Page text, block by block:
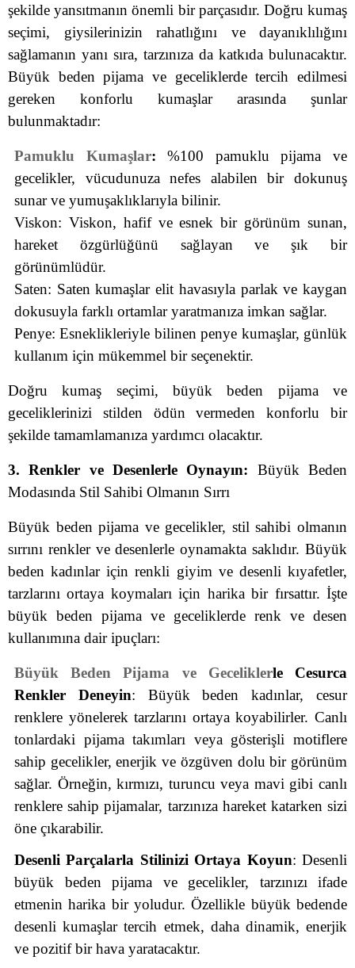
şekilde yansıtmanın önemli bir parçasıdır. Doğru kumaş
seçimi, giysilerinizin rahatlığını ve dayanıklılığını
sağlamanın yanı sıra, tarzınıza da katkıda bulunacaktır.
Büyük beden pijama ve geceliklerde tercih edilmesi
gereken konforlu kumaşlar arasında şunlar
bulunmaktadır:
Pamuklu Kumaşlar: %100 pamuklu pijama ve
gecelikler, vücudunuza nefes alabilen bir dokunuş
sunar ve yumuşaklıklarıyla bilinir.
Viskon: Viskon, hafif ve esnek bir görünüm sunan,
hareket özgürlüğünü sağlayan ve şık bir
görünümlüdür.
Saten: Saten kumaşlar elit havasıyla parlak ve kaygan
dokusuyla farklı ortamlar yaratmanıza imkan sağlar.
Penye: Esneklikleriyle bilinen penye kumaşlar, günlük
kullanım için mükemmel bir seçenektir.
Doğru kumaş seçimi, büyük beden pijama ve
geceliklerinizi stilden ödün vermeden konforlu bir
şekilde tamamlamanıza yardımcı olacaktır.
3. Renkler ve Desenlerle Oynayın: Büyük Beden
Modasında Stil Sahibi Olmanın Sırrı
Büyük beden pijama ve gecelikler, stil sahibi olmanın
sırrını renkler ve desenlerle oynamakta saklıdır. Büyük
beden kadınlar için renkli giyim ve desenli kıyafetler,
tarzlarını ortaya koymaları için harika bir fırsattır. İşte
büyük beden pijama ve geceliklerde renk ve desen
kullanımına dair ipuçları:
Büyük Beden Pijama ve Geceliklerle Cesurca
Renkler Deneyin: Büyük beden kadınlar, cesur
renklere yönelerek tarzlarını ortaya koyabilirler. Canlı
tonlardaki pijama takımları veya gösterişli motiflere
sahip gecelikler, enerjik ve özgüven dolu bir görünüm
sağlar. Örneğin, kırmızı, turuncu veya mavi gibi canlı
renklere sahip pijamalar, tarzınıza hareket katarken sizi
öne çıkarabilir.
Desenli Parçalarla Stilinizi Ortaya Koyun: Desenli
büyük beden pijama ve gecelikler, tarzınızı ifade
etmenin harika bir yoludur. Özellikle büyük bedende
desenli kumaşlar tercih etmek, daha dinamik, enerjik
ve pozitif bir hava yaratacaktır.